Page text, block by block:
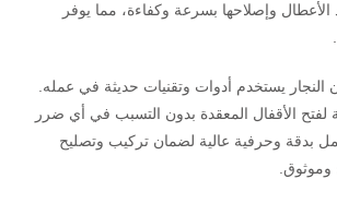
الأعطال وإصلاحها بسرعة وكفاءة، مما يوفر
النجار يستخدم أدوات وتقنيات حديثة في عمله.
لفتح الأقفال المعقدة بدون التسبب في أي ضرر
بدقة وحرفية عالية لضمان تركيب وتصليح